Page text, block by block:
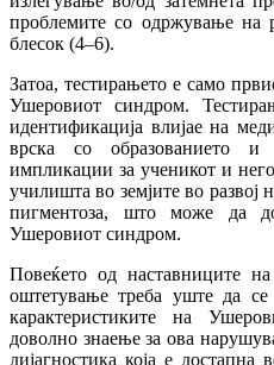
проблемите со одржување на
блесок (4–6).
Затоа, тестирањето е само
Ушеровиот синдром.
идентификација влијае на
врска со образованието и
импликации за ученикот и
училишта во земјите во развој
пигментоза, што може да
Ушеровиот синдром.
Повеќето од наставниците
оштетување треба уште да се
карактеристиките на
доволно знаење за ова
дијагностика која е